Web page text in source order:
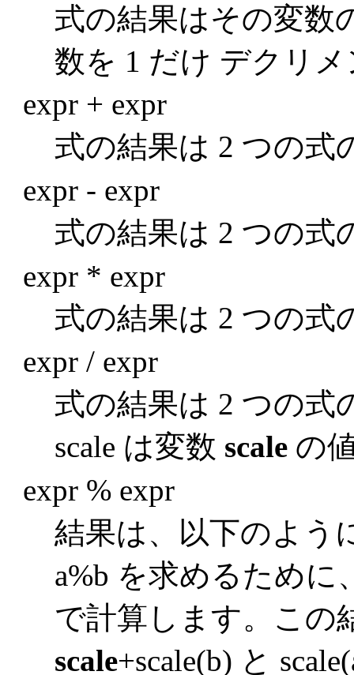
式の結果はその変数
数を 1 だけ デクリ
expr + expr
式の結果は 2 つの式
expr - expr
式の結果は 2 つの式
expr * expr
式の結果は 2 つの式
expr / expr
式の結果は 2 つの式
scale は変数 scale の
expr % expr
結果は、以下のよう
a%b を求めるために
で計算します。この
scale+scale(b) と